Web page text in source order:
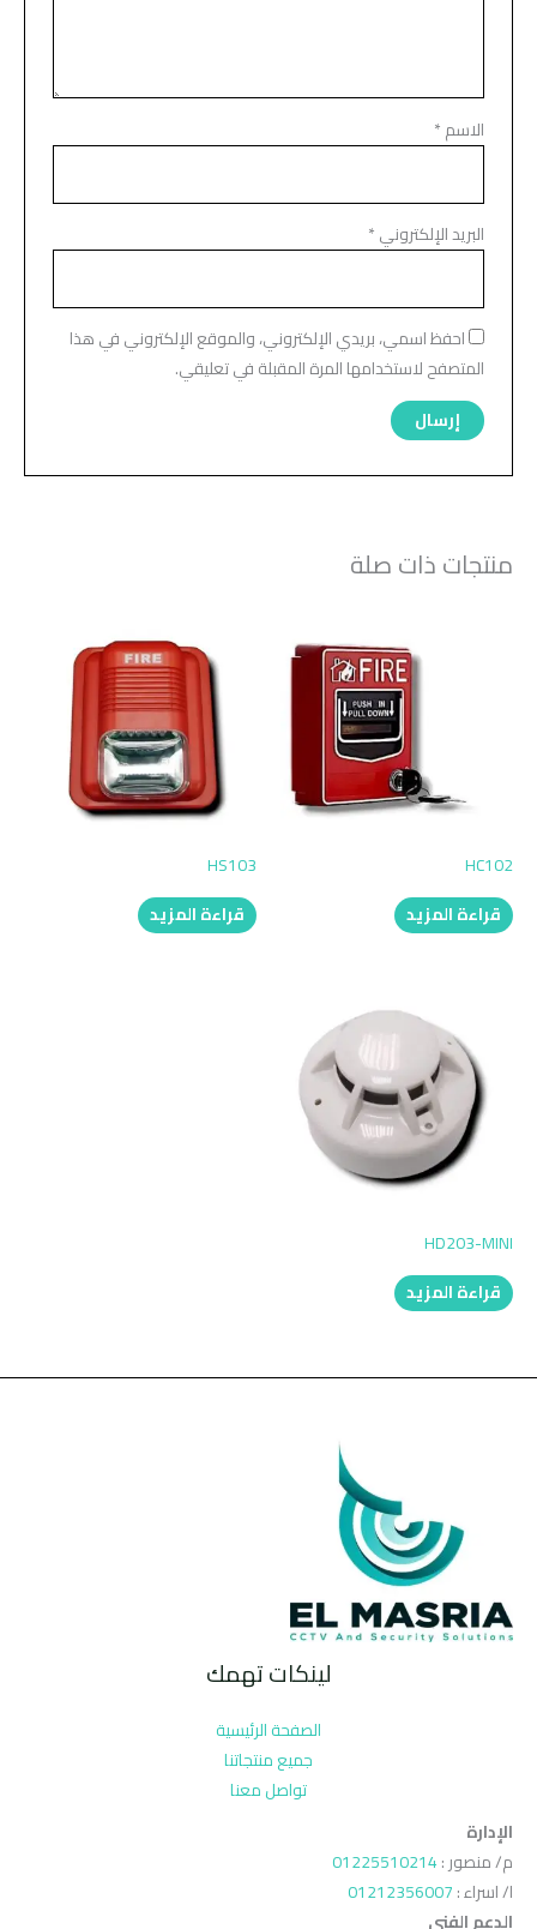
الاسم*
البريد الإلكتروني*
احفظ اسمي، بريدي الإلكتروني، والموقع الإلكتروني في هذا
المتصفح لاستخدامها المرة المقبلة في تعليقي.
منتجات ذات صلة
HC102
قراءة المزيد
HS103
قراءة المزيد
HD203-MINI
قراءة المزيد
لينكات تهمك
الصفحة الرئيسية
جميع منتجاتنا
تواصل معنا
الإدارة
م/ منصور :01225510214
ا/ اسراء :01212356007
الدعم الفنى